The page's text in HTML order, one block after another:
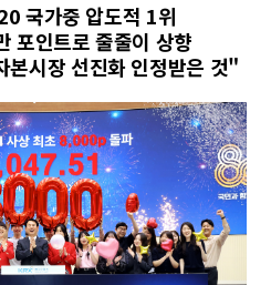
국가중 압도적 1위
포인트로 줄줄이 상향
본시장 선진화 인정받은 것"